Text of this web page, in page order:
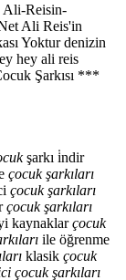
Ali-Reisin-
Ali Reis'in
Yoktur denizin
hey ali reis
Şarkısı ***
şarkı i̇ndir
çocuk şarkıları
çocuk şarkıları
çocuk şarkıları
kaynaklarçocuk
ile öğrenme
klasik çocuk
çocuk şarkıları